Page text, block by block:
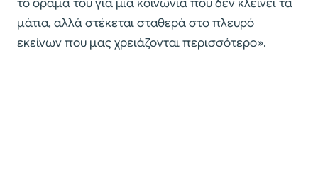
μάτια, αλλά στέκεται σταθερά στο πλευρό
εκείνων που μας χρειάζονται περισσότερο».